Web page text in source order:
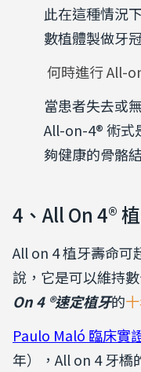
此在這種情況
數植體製做牙
何時進行 All-
當患者失去或
All-on-4® 術式
夠健康的骨骼
4、All On 4®
All on 4 植牙壽命可
說，它是可以維持
On 4 ®速定植牙的
Paulo Maló 臨床實
年），All on 4 牙橋